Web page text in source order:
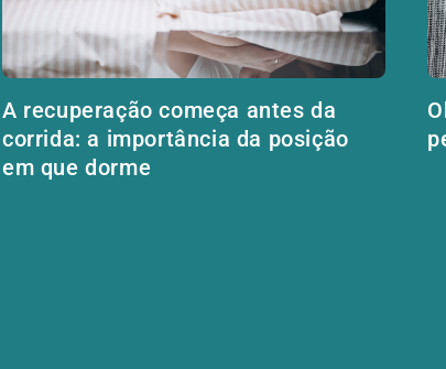
A recuperação começa antes da
corrida: a importância da posição
em que dorme